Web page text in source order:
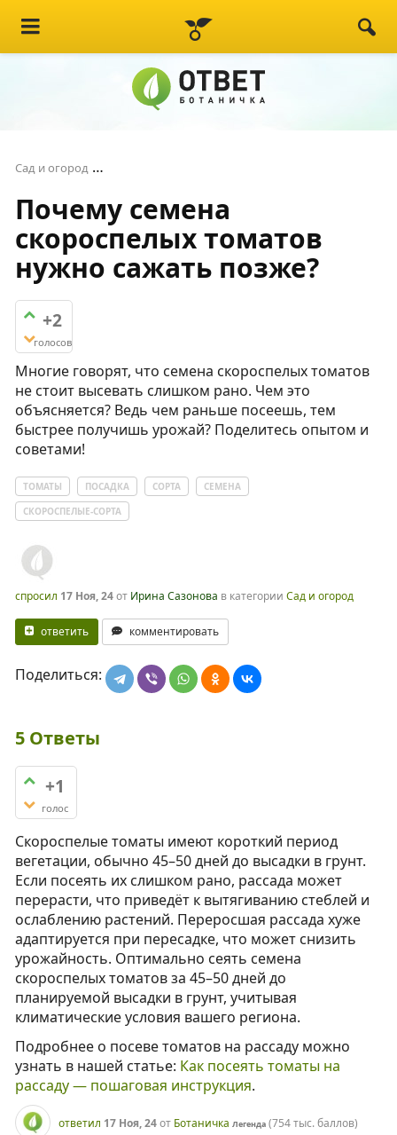
Сад и огород
Почему семена
скороспелых томатов
нужно сажать позже?
+2
голосов
Многие говорят, что семена скороспелых томатов
не стоит высевать слишком рано. Чем это
объясняется? Ведь чем раньше посеешь, тем
быстрее получишь урожай? Поделитесь опытом и
советами!
ТОМАТЫ ПОСАДКА СОРТА
СЕМЕНА
СКОРОСПЕЛЫЕ-СОРТА
спросил 17 Ноя, 24от Ирина Сазонова в категории Сад и огород
ответить комментировать
Поделиться:
5 Ответы
+1
голос
Скороспелые томаты имеют короткий период
вегетации, обычно 45–50 дней до высадки в грунт.
Если посеять их слишком рано, рассада может
перерасти, что приведёт к вытягиванию стеблей и
ослаблению растений. Переросшая рассада хуже
адаптируется при пересадке, что может снизить
урожайность. Оптимально сеять семена
скороспелых томатов за 45–50 дней до
планируемой высадки в грунт, учитывая
климатические условия вашего региона.
Подробнее о посеве томатов на рассаду можно
узнать в нашей статье: Как посеять томаты на
рассаду — пошаговая инструкция.
ответил 17 Ноя, 24от Ботаничка Легенда (754 тыс.баллов)